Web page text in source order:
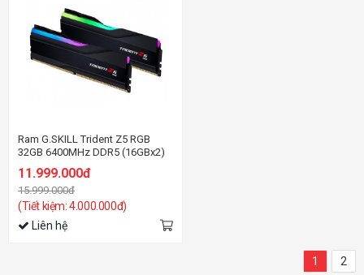
Ram G.SKILL Trident Z5 RGB
32GB 6400MHz DDR5 (16GBx2)
11.999.000đ
15.999.000đ
(Tiết kiệm: 4.000.000đ)
Liên hệ
1 2